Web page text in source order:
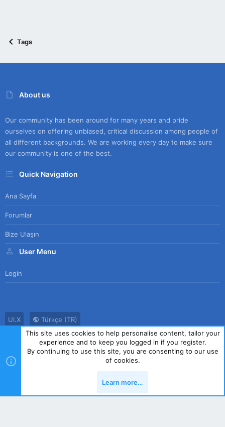
Tags
About us
Our community has been around for many years and pride
ourselves on offering unbiased, critical discussion among people of
all different backgrounds. We are working every day to make sure
our community is one of the best.
Quick Navigation
Ana Sayfa
Forumlar
Bize Ulaşın
User Menu
Login
UI.X
Türkçe (TR)
Bize Ulaşın
Kullanım Sözleşmesi Gizlilik Politikası
Yardım
Ana Sayfa
R
S
This site uses cookies to help personalise content, tailor your
experience and to keep you logged in if you register.
By continuing to use this site, you are consenting to our use
of cookies.
Learn more…